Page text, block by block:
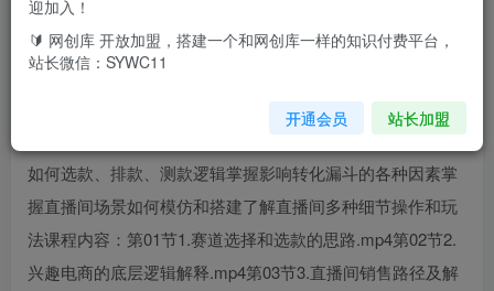
想要从0-1系统化学习直播流程?2.想要知道优秀主播需要具
备什么?3.想要精细化做好每一场直播?4.想要一个高转化、
高成交的直播间？5.想要快速从小白入门到精通带货?一套课
程全面掌握本次课程收益快速搭建适合自己的直播间掌握平
台规则避免违规和踩坑掌握主播需要具备的话术和能力学会
如何选款、排款、测款逻辑掌握影响转化漏斗的各种因素掌
握直播间场景如何模仿和搭建了解直播间多种细节操作和玩
法课程内容：第01节1.赛道选择和选款的思路.mp4第02节2.
兴趣电商的底层逻辑解释.mp4第03节3.直播间销售路径及解
迎加入！
🔰 网创库 开放加盟，搭建一个和网创库一样的知识付费平台，
站长微信：SYWC11
开通会员 站长加盟